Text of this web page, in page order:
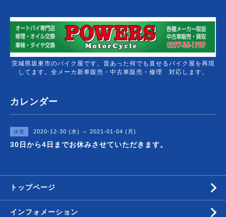
茨城県坂東市のバイク屋です。昔あった何でも直せるバイク屋を再現
してます。全メーカ新車販売・中古車販売・修理 対応します。
カレンダー
休業 2020-12-30 (水) ～ 2021-01-04 (月)
30日から4日までお休みさせていただきます。
トップページ
インフォメーション